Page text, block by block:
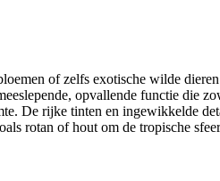
of zelfs exotische wilde
opvallende functie die
De rijke tinten en ingewikkelde
rotan of hout om de tropische